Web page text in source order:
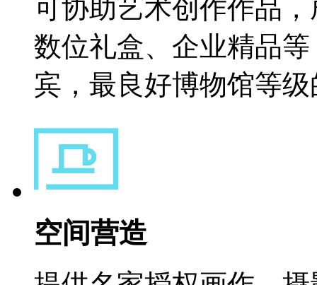
可协助艺术创作作品
数位礼盒、企业精品
宾，最良好博物馆等
空间营造